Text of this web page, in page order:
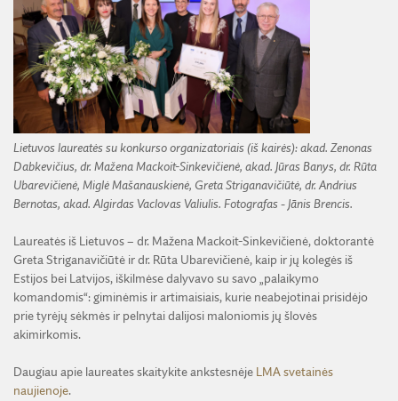
Lietuvos laureatės su konkurso organizatoriais (iš kairės): akad. Zenonas
Dabkevičius, dr. Mažena Mackoit-Sinkevičienė, akad. Jūras Banys, dr. Rūta
Ubarevičienė, Miglė Mašanauskienė, Greta Striganavičiūtė, dr. Andrius
Bernotas, akad. Algirdas Vaclovas Valiulis. Fotografas - Jānis Brencis.
Laureatės iš Lietuvos – dr. Mažena Mackoit-Sinkevičienė, doktorantė
Greta Striganavičiūtė ir dr. Rūta Ubarevičienė, kaip ir jų kolegės iš
Estijos bei Latvijos, iškilmėse dalyvavo su savo „palaikymo
komandomis“: giminėmis ir artimaisiais, kurie neabejotinai prisidėjo
prie tyrėjų sėkmės ir pelnytai dalijosi maloniomis jų šlovės
akimirkomis.
Daugiau apie laureates skaitykite ankstesnėje
LMA svetainės
naujienoje.